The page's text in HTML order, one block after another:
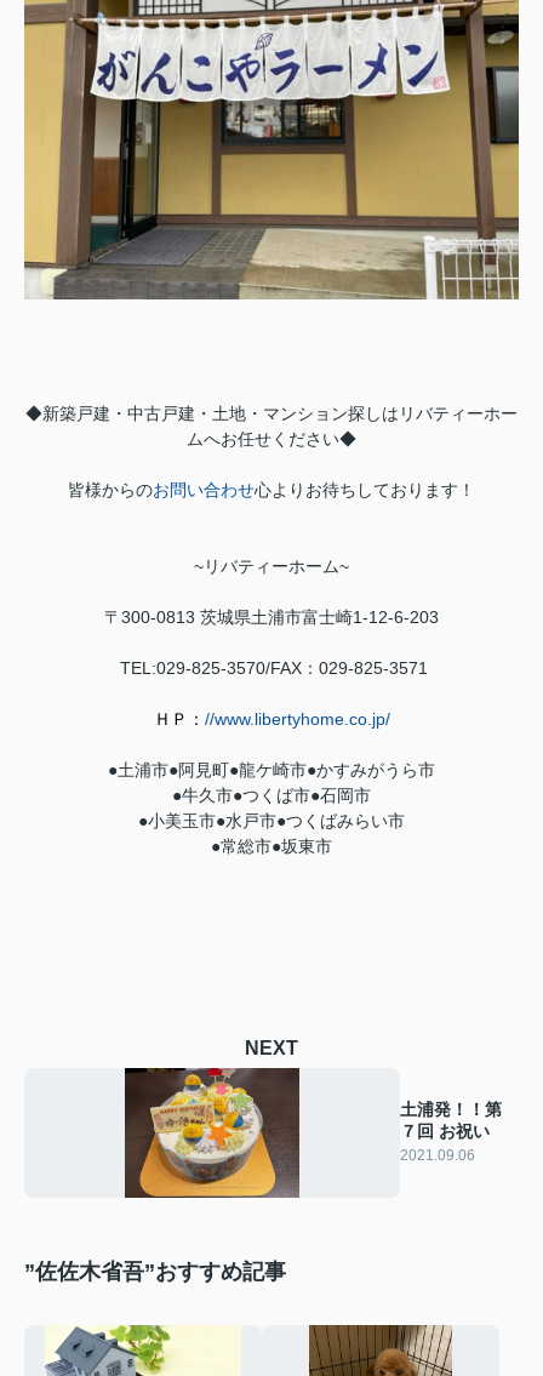
◆新築戸建・中古戸建・土地・マンション探しはリバティーホー
ムへお任せください◆
皆様からのお問い合わせ心よりお待ちしております！
~リバティーホーム~
〒300-0813 茨城県土浦市富士崎1-12-6-203
TEL:029-825-3570/FAX：029-825-3571
ＨＰ： //www.libertyhome.co.jp/
●土浦市●阿見町●龍ケ崎市●かすみがうら市
●牛久市●つくば市●石岡市
●小美玉市●水戸市●つくばみらい市
●常総市●坂東市
NEXT
土浦発！！第
７回 お祝い
2021.09.06
”佐佐木省吾”おすすめ記事